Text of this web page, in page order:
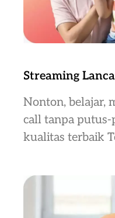
Streaming
Nonton, belajar,
call tanpa putus-
kualitas terbaik